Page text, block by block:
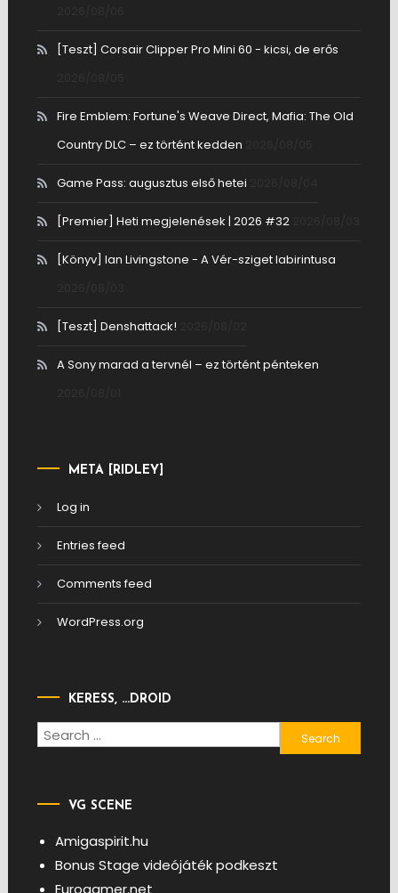
[Teszt] Corsair Clipper Pro Mini 60 - kicsi, de erős
Fire Emblem: Fortune's Weave Direct, Mafia: The Old
Country DLC – ez történt kedden
Game Pass: augusztus első hetei
[Premier] Heti megjelenések | 2026 #32
[Könyv] Ian Livingstone - A Vér-sziget labirintusa
[Teszt] Denshattack!
A Sony marad a tervnél – ez történt pénteken
META [RIDLEY]
Log in
Entries feed
Comments feed
WordPress.org
KERESS, …DROID
Search
for:
VG SCENE
Amigaspirit.hu
Bonus Stage videójáték podkeszt
Eurogamer.net